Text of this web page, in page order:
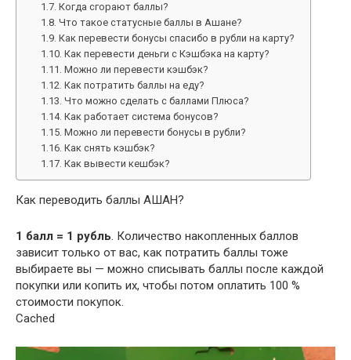
Когда сгорают баллы?
Что такое статусные баллы в Ашане?
Как перевести бонусы спасибо в рубли на карту?
Как перевести деньги с Кэшбэка на карту?
Можно ли перевести кэшбэк?
Как потратить баллы на еду?
Что можно сделать с баллами Плюса?
Как работает система бонусов?
Можно ли перевести бонусы в рубли?
Как снять кэшбэк?
Как вывести кешбэк?
Как переводить баллы АШАН?
1 балл = 1 рубль. Количество накопленных баллов
зависит только от вас, как потратить баллы тоже
выбираете вы — можно списывать баллы после каждой
покупки или копить их, чтобы потом оплатить 100 %
стоимости покупок.
Cached